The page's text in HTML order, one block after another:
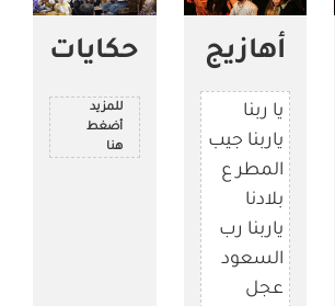
أهازيج
يا ربنا
ياربنا جيب
المطر ع
بلادنا
ياربنا رب
السعود
عجل
حكايات
للمزيد
أضغط
هنا